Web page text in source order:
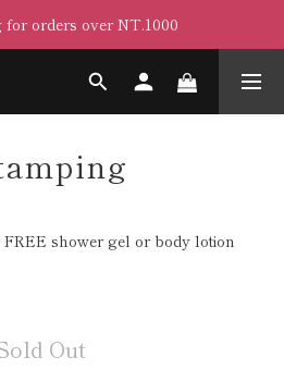
orders over NT.1000
shower gel or body lotion
Out